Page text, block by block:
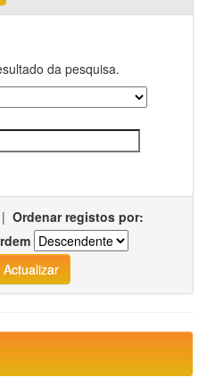
da pesquisa.
| Ordenar registos por: